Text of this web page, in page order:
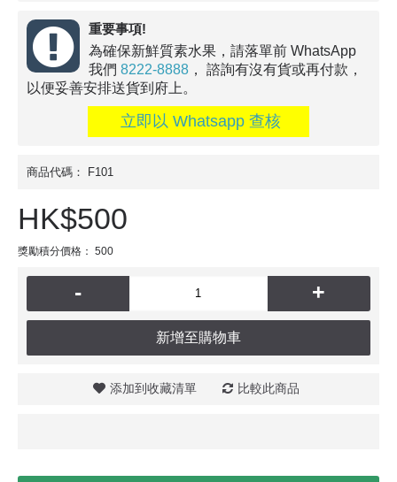
重要事項!
為確保新鮮質素水果，請落單前 WhatsApp
我們 8222-8888 ， 諮詢有沒有貨或再付款，
以便妥善安排送貨到府上。
立即以 Whatsapp 查核
商品代碼： F101
HK$500
獎勵積分價格： 500
- +
新增至購物車
添加到收藏清單 比較此商品